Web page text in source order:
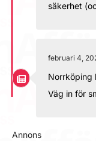
säkerhet
februari 4,
Norrköping
Väg in för
Annons